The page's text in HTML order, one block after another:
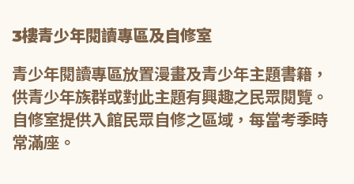
3樓青少年閱讀專區及自修室
青少年閱讀專區放置漫畫及青少年主題書籍，
供青少年族群或對此主題有興趣之民眾閱覽。
自修室提供入館民眾自修之區域，每當考季時
常滿座。